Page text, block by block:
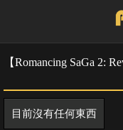
【Romancing SaGa 2:
目前沒有任何東西